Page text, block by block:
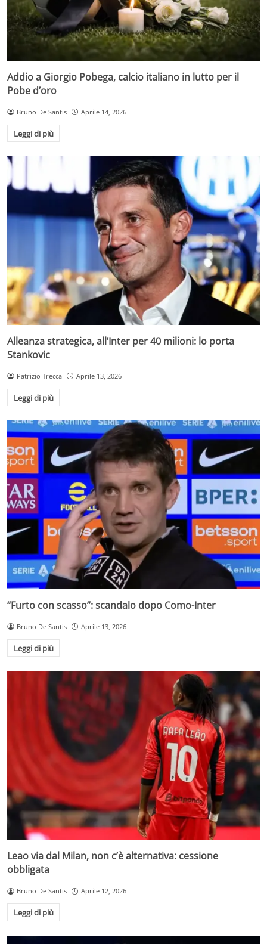
Addio a Giorgio Pobega, calcio italiano in lutto per il
Pobe d’oro
Bruno De Santis Aprile 14, 2026
Leggi di più
Alleanza strategica, all’Inter per 40 milioni: lo porta
Stankovic
Patrizio Trecca Aprile 13, 2026
Leggi di più
“Furto con scasso”: scandalo dopo Como-Inter
Bruno De Santis Aprile 13, 2026
Leggi di più
Leao via dal Milan, non c’è alternativa: cessione
obbligata
Bruno De Santis Aprile 12, 2026
Leggi di più